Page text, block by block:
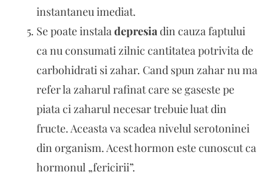
instantaneu imediat.
Se poate instala depresia din cauza faptului
ca nu consumati zilnic cantitatea potrivita de
carbohidrati si zahar. Cand spun zahar nu ma
refer la zaharul rafinat care se gaseste pe
piata ci zaharul necesar trebuie luat din
fructe. Aceasta va scadea nivelul serotoninei
din organism. Acest hormon este cunoscut ca
hormonul „fericirii”.